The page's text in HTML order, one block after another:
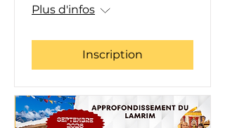
Plus d'infos
Inscription